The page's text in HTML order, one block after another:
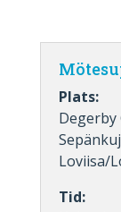
Plats:
Degerby
Loviisa/
Tid: